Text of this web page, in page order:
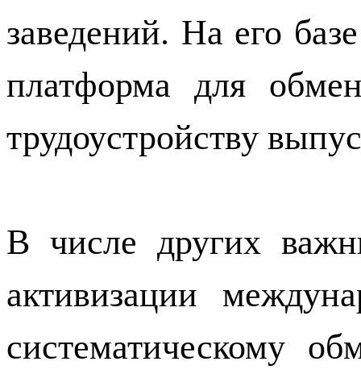
заведений. На его
платформа для
трудоустройству
В числе других
активизации
систематическому